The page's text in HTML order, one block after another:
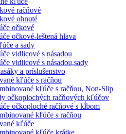
račňové
ohnuté
očkové
očkové-leštená hlava
a sady
vidlicové s násadou
vidlicové s násadou,sady
a príslušenstvo
kľúče s račňou
kľúče s račňou, Non-Slip
očkoplochých račňových kľúčov
očkoploché račňové s kĺbom
kľúče s račňou
kľúče
kľúče krátke